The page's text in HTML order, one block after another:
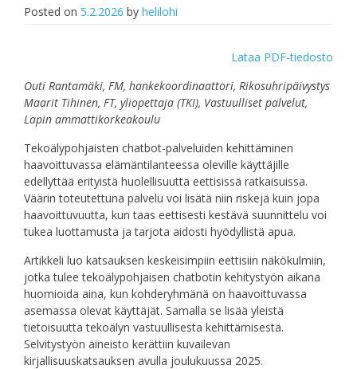
Posted on 5.2.2026 by helilohi
Lataa PDF-tiedosto
Outi Rantamäki, FM, hankekoordinaattori, Rikosuhripäivystys
Maarit Tihinen, FT, yliopettaja (TKI), Vastuulliset palvelut,
Lapin ammattikorkeakoulu
Tekoälypohjaisten chatbot-palveluiden kehittäminen
haavoittuvassa elämäntilanteessa oleville käyttäjille
edellyttää erityistä huolellisuutta eettisissä ratkaisuissa.
Väärin toteutettuna palvelu voi lisätä niin riskejä kuin jopa
haavoittuvuutta, kun taas eettisesti kestävä suunnittelu voi
tukea luottamusta ja tarjota aidosti hyödyllistä apua.
Artikkeli luo katsauksen keskeisimpiin eettisiin näkökulmiin,
jotka tulee tekoälypohjaisen chatbotin kehitystyön aikana
huomioida aina, kun kohderyhmänä on haavoittuvassa
asemassa olevat käyttäjät. Samalla se lisää yleistä
tietoisuutta tekoälyn vastuullisesta kehittämisestä.
Selvitystyön aineisto kerättiin kuvailevan
kirjallisuuskatsauksen avulla joulukuussa 2025.